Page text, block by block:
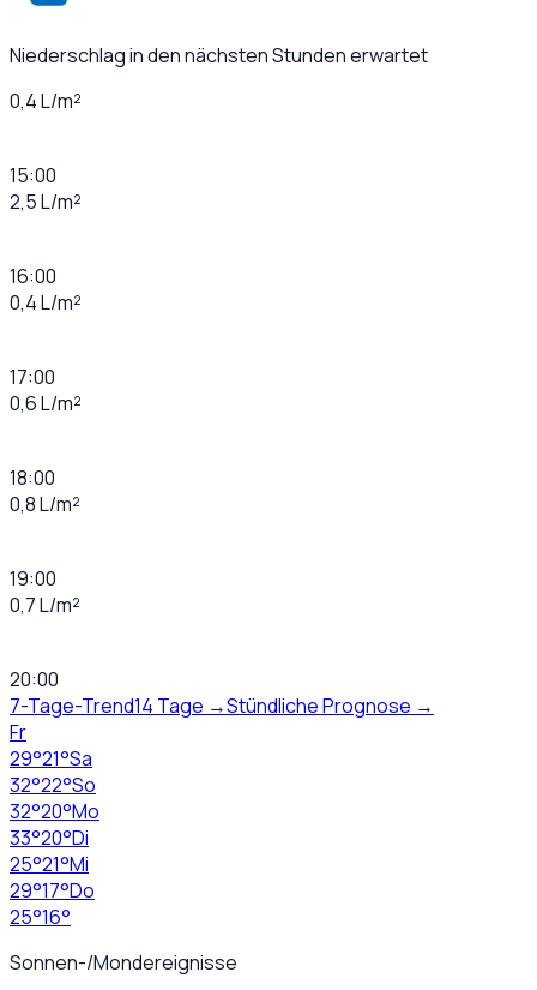
Niederschlag in den nächsten Stunden erwartet
0,4 L/m²
15:00
2,5 L/m²
16:00
0,4 L/m²
17:00
0,6 L/m²
18:00
0,8 L/m²
19:00
0,7 L/m²
20:00
7-Tage-Trend14 Tage →Stündliche Prognose →
Fr
29°21°Sa
32°22°So
32°20°Mo
33°20°Di
25°21°Mi
29°17°Do
25°16°
Sonnen-/Mondereignisse